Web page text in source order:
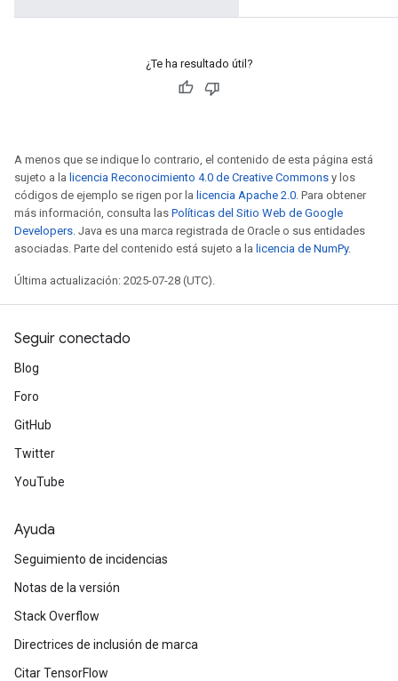
¿Te ha resultado útil?
A menos que se indique lo contrario, el contenido de esta página está
sujeto a la licencia Reconocimiento 4.0 de Creative Commons y los
códigos de ejemplo se rigen por la licencia Apache 2.0. Para obtener
más información, consulta las Políticas del Sitio Web de Google
Developers. Java es una marca registrada de Oracle o sus entidades
asociadas. Parte del contenido está sujeto a la licencia de NumPy.
Última actualización: 2025-07-28 (UTC).
Seguir conectado
Blog
Foro
GitHub
Twitter
YouTube
Ayuda
Seguimiento de incidencias
Notas de la versión
Stack Overflow
Directrices de inclusión de marca
Citar TensorFlow